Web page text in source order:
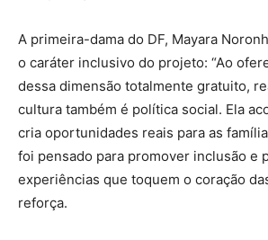
A primeira-dama do DF, Mayara
o caráter inclusivo do projeto: “Ao
dessa dimensão totalmente gratuito,
cultura também é política social. Ela
cria oportunidades reais para as
foi pensado para promover inclusão e
experiências que toquem o coração
reforça.